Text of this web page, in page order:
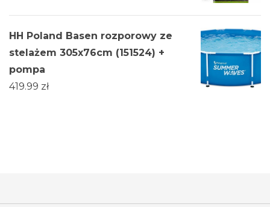
HH Poland Basen rozporowy ze
stelażem 305x76cm (151524) +
pompa
419.99 zł